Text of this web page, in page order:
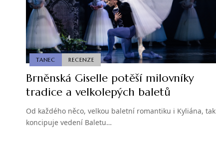
TANEC RECENZE
Brněnská Giselle potěší milovníky
tradice a velkolepých baletů
Od každého něco, velkou baletní romantiku i Kyliána, tak
koncipuje vedení Baletu…